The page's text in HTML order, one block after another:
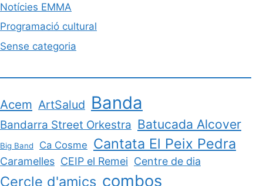
Notícies EMMA
Programació cultural
Sense categoria
Acem ArtSalud Banda
Bandarra Street Orkestra Batucada Alcover
Big Band Ca Cosme Cantata El Peix Pedra
Caramelles CEIP el Remei Centre de dia
Cercle d'amics combos